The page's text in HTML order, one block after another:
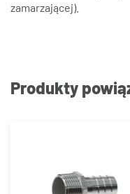
zamarzającej).
Produkty